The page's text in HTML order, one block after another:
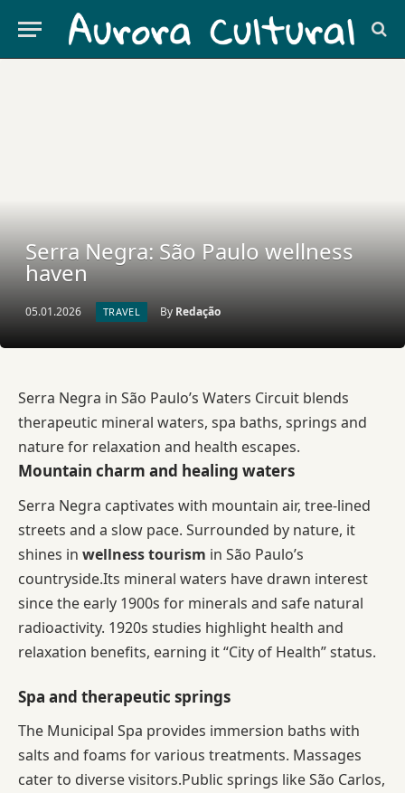
Serra Negra: São Paulo wellness
haven
05.01.2026 TRAVEL By Redação
Serra Negra in São Paulo’s Waters Circuit blends
therapeutic mineral waters, spa baths, springs and
nature for relaxation and health escapes.
Mountain charm and healing waters
Serra Negra captivates with mountain air, tree-lined
streets and a slow pace. Surrounded by nature, it
shines in wellness tourism in São Paulo’s
countryside.Its mineral waters have drawn interest
since the early 1900s for minerals and safe natural
radioactivity. 1920s studies highlight health and
relaxation benefits, earning it “City of Health” status.
Spa and therapeutic springs
The Municipal Spa provides immersion baths with
salts and foams for various treatments. Massages
cater to diverse visitors.Public springs like São Carlos,